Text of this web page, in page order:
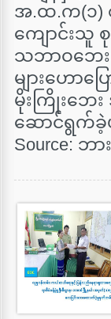
အ.ထ.က(၁) စ
ကျောင်းသူ
သဘာဝဘေး
များဟောပြ
မိုးကြိုးဘေး
ဆောင်ရွက်ခဲ့ပ
Source: ဘာ